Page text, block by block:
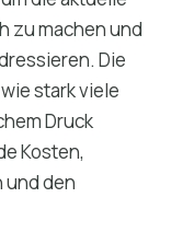
zu machen und
Die
stark viele
Druck
Kosten,
den